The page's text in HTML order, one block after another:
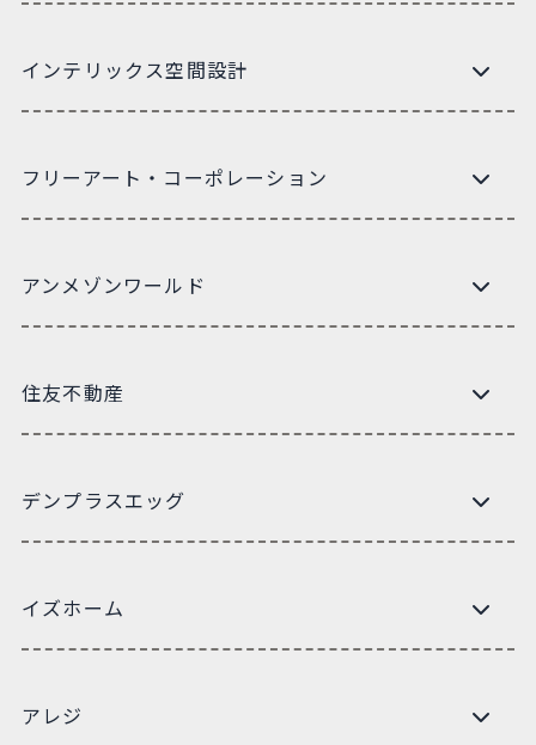
インテリックス空間設計
フリーアート・コーポレーション
アンメゾンワールド
住友不動産
デンプラスエッグ
イズホーム
アレジ